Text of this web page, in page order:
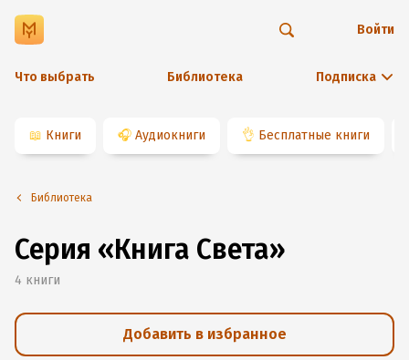
Что выбрать Библиотека Подписка
Войти
📖 Книги 🎧 Аудиокниги 👌 Бесплатные книги
Библиотека
Серия «Книга Света»
4 книги
Добавить в избранное